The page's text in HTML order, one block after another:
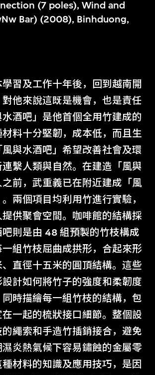
(7 poles), Wind and
Bar) (2008), Binhduong,
習及工作十年後，回到越南開
他來說這既是機會，也是責任
酒吧」是他首個全用竹建成的
料十分堅韌，成本低，而且生
與水酒吧」希望改善社會及環
繫人類與自然。在建造「風與
前，武重義已在附近建成「風
兩個項目均利用竹進行實驗，
提供聚會空間。咖啡館的結構採
則是由 48 組預製的竹枝構成
組竹枝屈曲成拱形，合起來形
直徑十五米的圓頂結構。這些
計如何將竹子的強度和柔韌度
時描繪每一組竹枝的結構，包
一起的梳狀接口細節。整個設
繩索和手造竹插銷接合，避免
炎熱氣候下容易鏽蝕的金屬零
材料的知識及應用技巧，是因